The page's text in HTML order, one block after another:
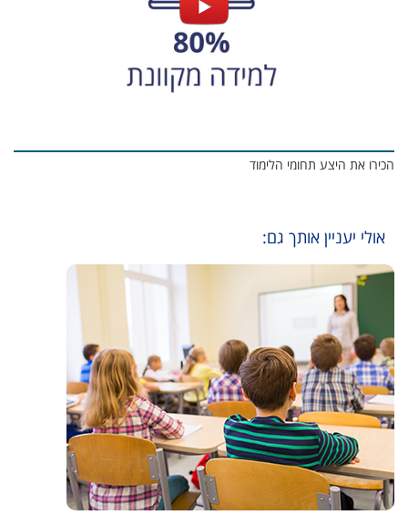
הכירו את היצע תחומי הלימוד
אולי יעניין אותך גם: